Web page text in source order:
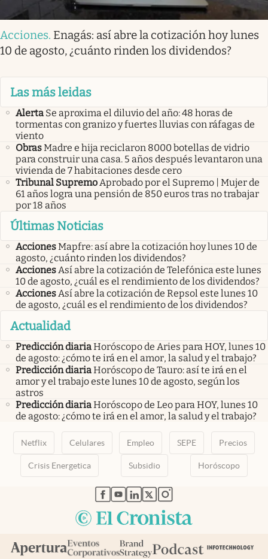
Acciones. Enagás: así abre la cotización hoy lunes
10 de agosto, ¿cuánto rinden los dividendos?
Las más leidas
Alerta Se aproxima el diluvio del año: 48 horas de
tormentas con granizo y fuertes lluvias con ráfagas de
viento
ObrasMadre e hija reciclaron 8000 botellas de vidrio
para construir una casa. 5 años después levantaron una
vivienda de 7 habitaciones desde cero
Tribunal SupremoAprobado por el Supremo | Mujer de
61 años logra una pensión de 850 euros tras no trabajar
por 18 años
Últimas Noticias
AccionesMapfre: así abre la cotización hoy lunes 10 de
agosto, ¿cuánto rinden los dividendos?
AccionesAsí abre la cotización de Telefónica este lunes
10 de agosto, ¿cuál es el rendimiento de los dividendos?
AccionesAsí abre la cotización de Repsol este lunes 10
de agosto, ¿cuál es el rendimiento de los dividendos?
Actualidad
Predicción diariaHoróscopo de Aries para HOY, lunes 10
de agosto: ¿cómo te irá en el amor, la salud y el trabajo?
Predicción diariaHoróscopo de Tauro: así te irá en el
amor y el trabajo este lunes 10 de agosto, según los
astros
Predicción diariaHoróscopo de Leo para HOY, lunes 10
de agosto: ¿cómo te irá en el amor, la salud y el trabajo?
Netflix Celulares Empleo SEPE Precios
Crisis Energetica Subsidio Horóscopo
abre en nueva pestaña
abre en nueva pestaña
abre en nueva pestaña
abre en nueva pestaña
abre en nueva pestaña